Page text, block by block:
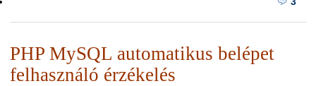
PHP MySQL automatikus belépet
felhasználó érzékelés